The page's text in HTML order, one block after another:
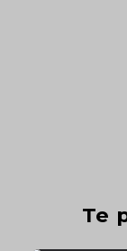
Te